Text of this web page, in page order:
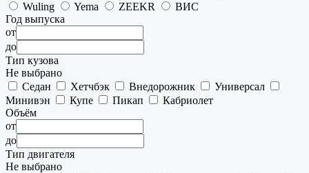
Wuling
Yema ZEEKR
ВИС
Год выпуска
от
до
Тип кузова
Не выбрано
Седан
Хетчбэк Внедорожник
Универсал
Минивэн
Купе Пикап
Кабриолет
Объём
от
до
Тип двигателя
Не выбрано